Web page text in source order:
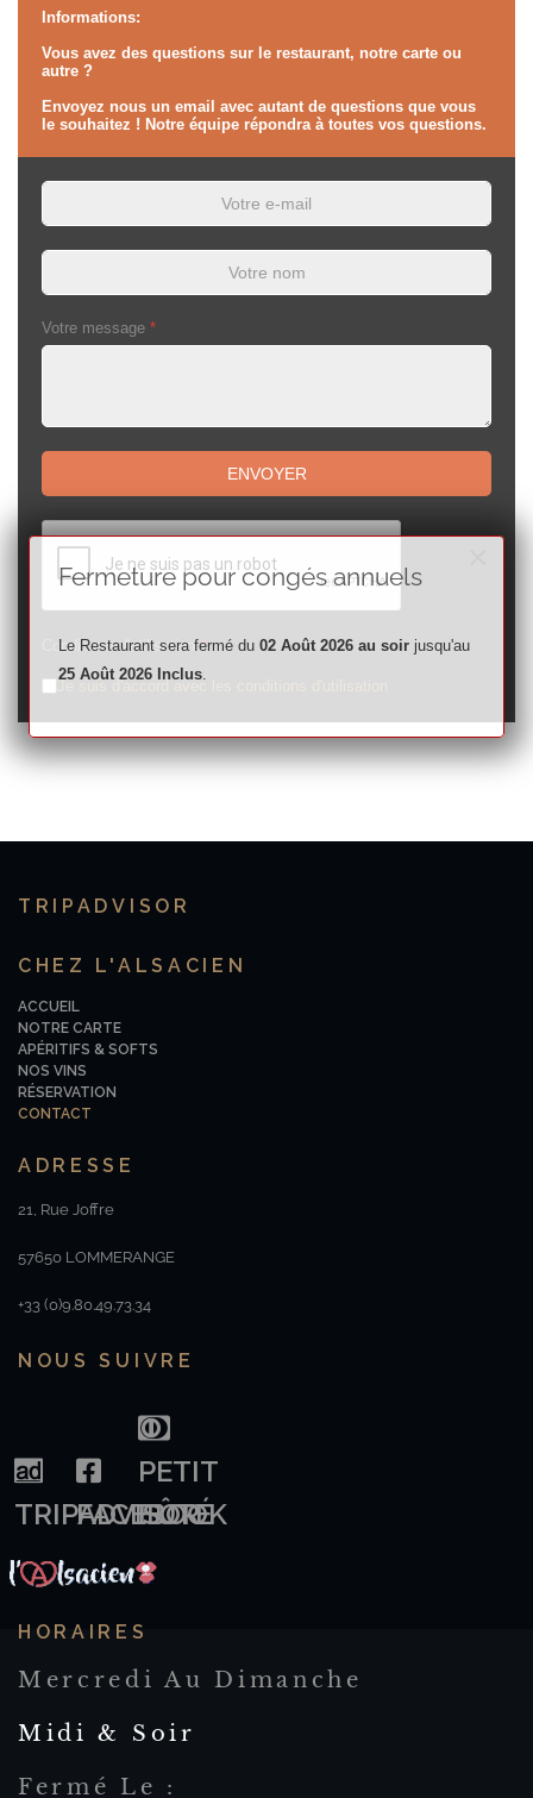
Informations:
Vous avez des questions sur le restaurant, notre carte ou
autre ?
Envoyez nous un email avec autant de questions que vous
le souhaitez ! Notre équipe répondra à toutes vos questions.
Votre message *
ENVOYER
reCAPTCHA*
Conditions d'utilisation*
TRIPADVISOR
CHEZ L'ALSACIEN
ACCUEIL
NOTRE CARTE
APÉRITIFS & SOFTS
NOS VINS
RÉSERVATION
CONTACT
ADRESSE
21, Rue Joffre
57650 LOMMERANGE
+33 (0)9.80.49.73.34
NOUS SUIVRE
TRIPADVISOR
FACEBOOK
PETIT
FÛTÉ
HORAIRES
Mercredi Au Dimanche
Midi & Soir
Fermé Le :
Fermeture pour congés annuels
Le Restaurant sera fermé du 02 Août 2026 au soir jusqu'au
25 Août 2026 Inclus.